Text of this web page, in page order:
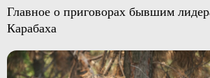
Главное о приговорах бывшим
Карабаха